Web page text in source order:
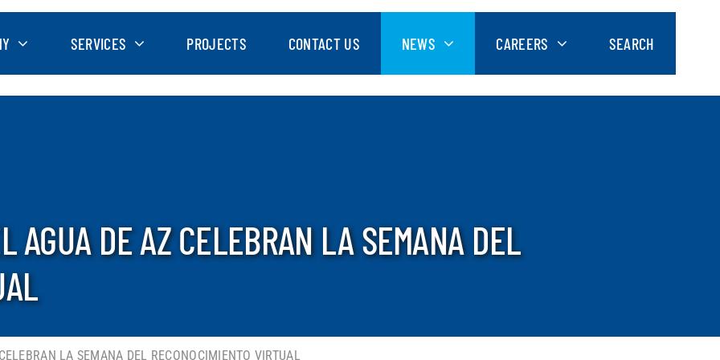
SERVICES PROJECTS CONTACT US NEWS CAREERS SEARCH
AGUA DE AZ CELEBRAN LA SEMANA DEL
LA SEMANA DEL RECONOCIMIENTO VIRTUAL